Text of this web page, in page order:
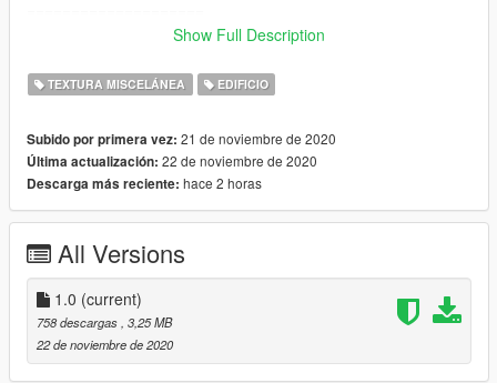
==================================================
Known Bugs:
LOD glitches at a distance, I'll fix this when I get the time
Show Full Description
TEXTURA MISCELÁNEA EDIFICIO
Subido por primera vez: 21 de noviembre de 2020
Última actualización: 22 de noviembre de 2020
Descarga más reciente: hace 2 horas
All Versions
1.0 (current)
758 descargas , 3,25 MB
22 de noviembre de 2020